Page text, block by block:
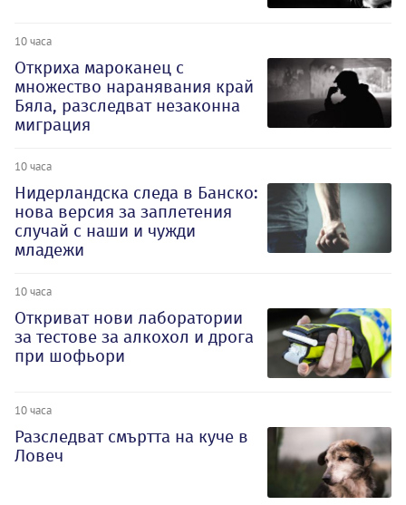
10 часа
Откриха мароканец с
множество наранявания край
Бяла, разследват незаконна
миграция
10 часа
Нидерландска следа в Банско:
нова версия за заплетения
случай с наши и чужди
младежи
10 часа
Откриват нови лаборатории
за тестове за алкохол и дрога
при шофьори
10 часа
Разследват смъртта на куче в
Ловеч